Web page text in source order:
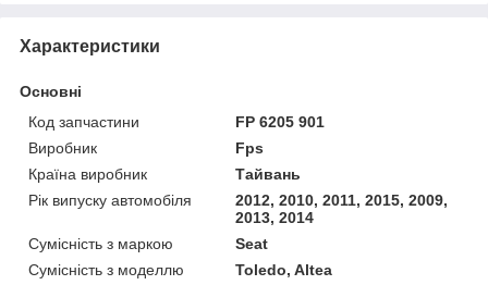
Характеристики
Основні
Код запчастини
FP 6205 901
Виробник
Fps
Країна виробник
Тайвань
Рік випуску автомобіля
2012, 2010, 2011, 2015, 2009,
2013, 2014
Сумісність з маркою
Seat
Сумісність з моделлю
Toledo, Altea